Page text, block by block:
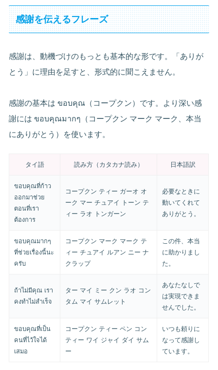
感謝を伝えるフレーズ
感謝は、動機づけのもっとも基本的な形です。「ありが
とう」に理由を足すと、形式的に聞こえません。
感謝の基本は ขอบคุณ（コープクン）です。より深い感
謝には ขอบคุณมากๆ（コープクン マーク マーク、本当
にありがとう）を使います。
タイ語 読み方（カタカナ読み） 日本語訳
ขอบคุณที่ก้าว
ออกมาช่วย
ตอนที่เรา
ต้องการ
コープクン ティー ガーオ オ
ーク マー チュアイ トーン テ
ィー ラオ トンガーン
必要なときに
動いてくれて
ありがとう。
ขอบคุณมากๆ
ที่ช่วยเรื่องนี้นะ
ครับ
コープクン マーク マーク テ
ィー チュアイ ルアン ニー ナ
クラップ
この件、本当
に助かりまし
た。
ถ้าไม่มีคุณ เรา
คงทำไม่สำเร็จ
ター マイ ミー クン ラオ コン
タム マイ サムレット
あなたなしで
は実現できま
せんでした。
ขอบคุณที่เป็น
คนที่ไว้ใจได้
เสมอ
コープクン ティー ペン コン
ティー ワイ ジャイ ダイ サム
ー
いつも頼りに
なって感謝し
ています。